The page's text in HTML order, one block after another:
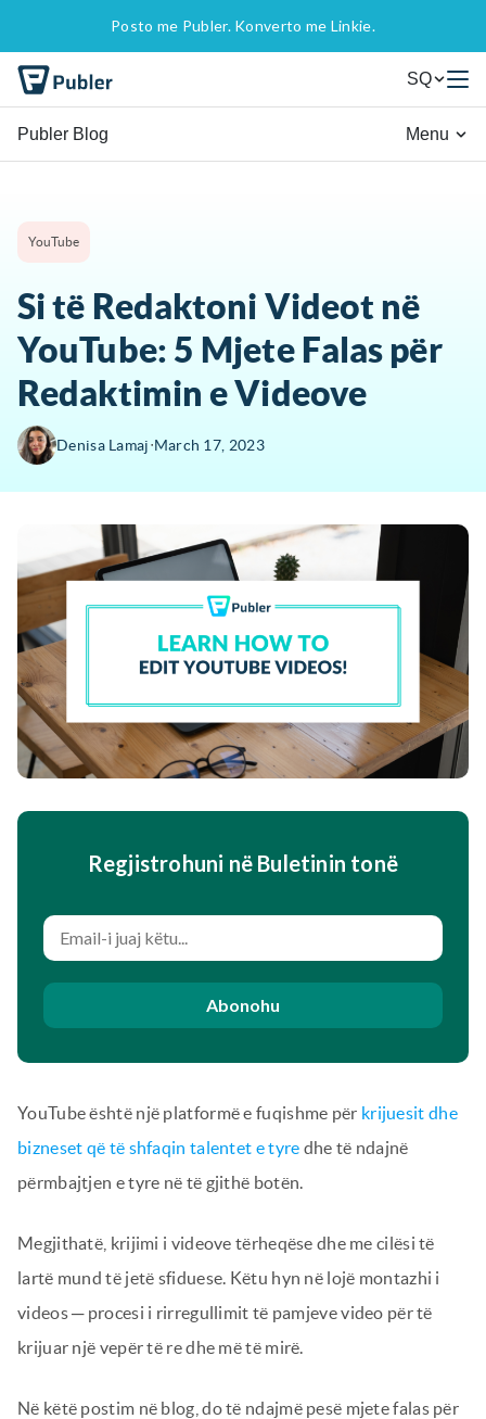
Posto me Publer. Konverto me Linkie.
SQ
Publer Blog Menu
YouTube
Si të Redaktoni Videot në
YouTube: 5 Mjete Falas për
Redaktimin e Videove
Denisa Lamaj∙March 17, 2023
Regjistrohuni në Buletinin tonë
Abonohu
YouTube është një platformë e fuqishme për krijuesit dhe
bizneset që të shfaqin talentet e tyre dhe të ndajnë
përmbajtjen e tyre në të gjithë botën.
Megjithatë, krijimi i videove tërheqëse dhe me cilësi të
lartë mund të jetë sfiduese. Këtu hyn në lojë montazhi i
videos ─ procesi i rirregullimit të pamjeve video për të
krijuar një vepër të re dhe më të mirë.
Në këtë postim në blog, do të ndajmë pesë mjete falas për